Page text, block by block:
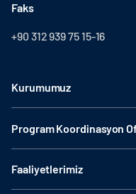
Faks
+90 312 939 75 15-16
Kurumumuz
Program Koordinasyon
Faaliyetlerimiz